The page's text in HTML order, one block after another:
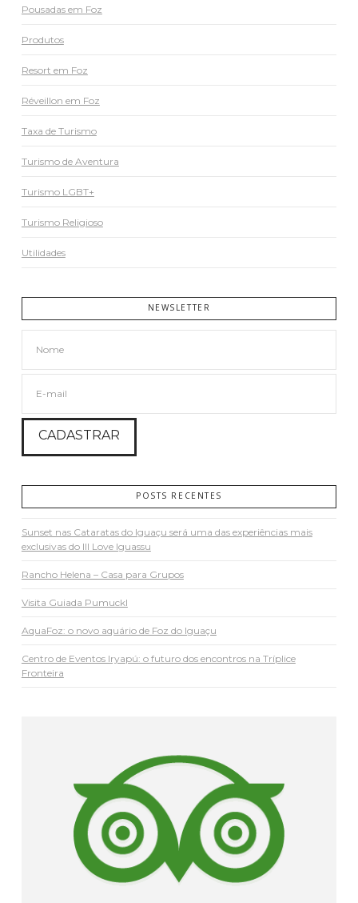
Pousadas em Foz
Produtos
Resort em Foz
Réveillon em Foz
Taxa de Turismo
Turismo de Aventura
Turismo LGBT+
Turismo Religioso
Utilidades
NEWSLETTER
POSTS RECENTES
Sunset nas Cataratas do Iguaçu será uma das experiências mais
exclusivas do III Love Iguassu
Rancho Helena – Casa para Grupos
Visita Guiada Pumuckl
AquaFoz: o novo aquário de Foz do Iguaçu
Centro de Eventos Iryapú: o futuro dos encontros na Tríplice
Fronteira